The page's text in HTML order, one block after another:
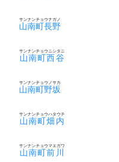
山南町長野
サンナンチョウナガノ
山南町西谷
サンナンチョウニシタニ
山南町野坂
サンナンチョウノサカ
山南町畑内
サンナンチョウハタウチ
山南町前川
サンナンチョウマエガワ